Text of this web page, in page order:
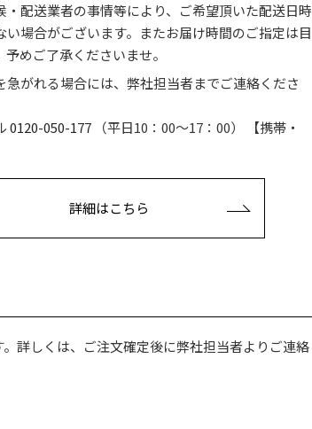
・配送業者の事情等により、ご希望頂いた配送日時
い場合がございます。またお届け時間のご指定は目
めご了承くださいませ。
急がれる場合には、弊社担当者までご連絡くださ
0120-050-177 （平日10：00〜17：00） 【携帯・
詳細はこちら
詳しくは、ご注文確定後に弊社担当者よりご連絡